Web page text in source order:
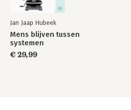
Jan Jaap Hubeek
Mens blijven tussen
systemen
€ 29,99